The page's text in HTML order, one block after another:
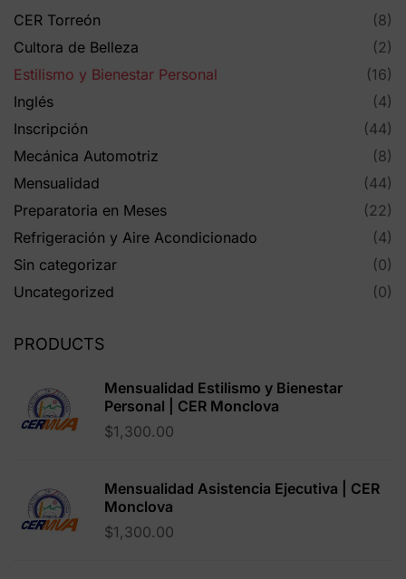
CER Torreón
(8)
Cultora de Belleza
(2)
Estilismo y Bienestar Personal
(16)
Inglés
(4)
Inscripción
(44)
Mecánica Automotriz
(8)
Mensualidad
(44)
Preparatoria en Meses
(22)
Refrigeración y Aire Acondicionado
(4)
Sin categorizar
(0)
Uncategorized
(0)
PRODUCTS
Mensualidad Estilismo y Bienestar
Personal | CER Monclova
$1,300.00
Mensualidad Asistencia Ejecutiva | CER
Monclova
$1,300.00